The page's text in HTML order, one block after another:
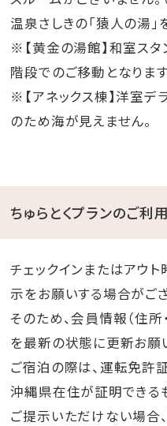
温泉さしきの「猿人の湯」
※【黄金の湯館】和室スタ
階段でのご移動となりま
※【アネックス棟】洋室デ
のため海が見えません。
ちゅらとくプランのご利
チェックインまたはアウ
示をお願いする場合がご
そのため、会員情報（住所
を最新の状態に更新お願
ご宿泊の際は、運転免許
沖縄県在住が証明できる
ご提示いただけない場合